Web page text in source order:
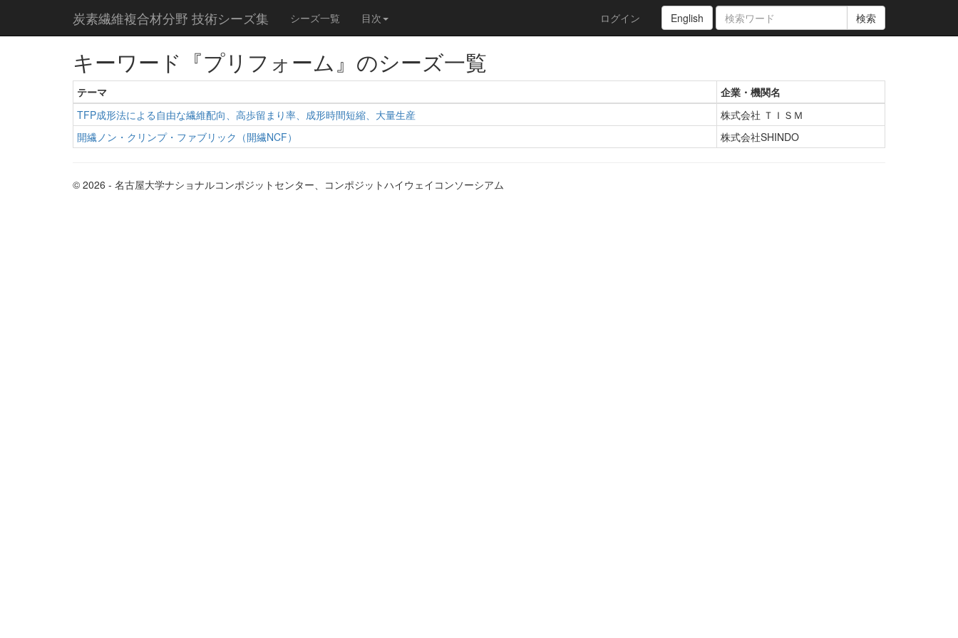
炭素繊維複合材分野 技術シーズ集 シーズ一覧 目次 English 検索
ログイン
キーワード『プリフォーム』のシーズ一覧
テーマ
企業・機関名
TFP成形法による自由な繊維配向、高歩留まり率、成形時間短縮、大量生産
株式会社 ＴＩＳＭ
開繊ノン・クリンプ・ファブリック（開繊NCF）
株式会社SHINDO
© 2026 - 名古屋大学ナショナルコンポジットセンター、コンポジットハイウェイコンソーシアム